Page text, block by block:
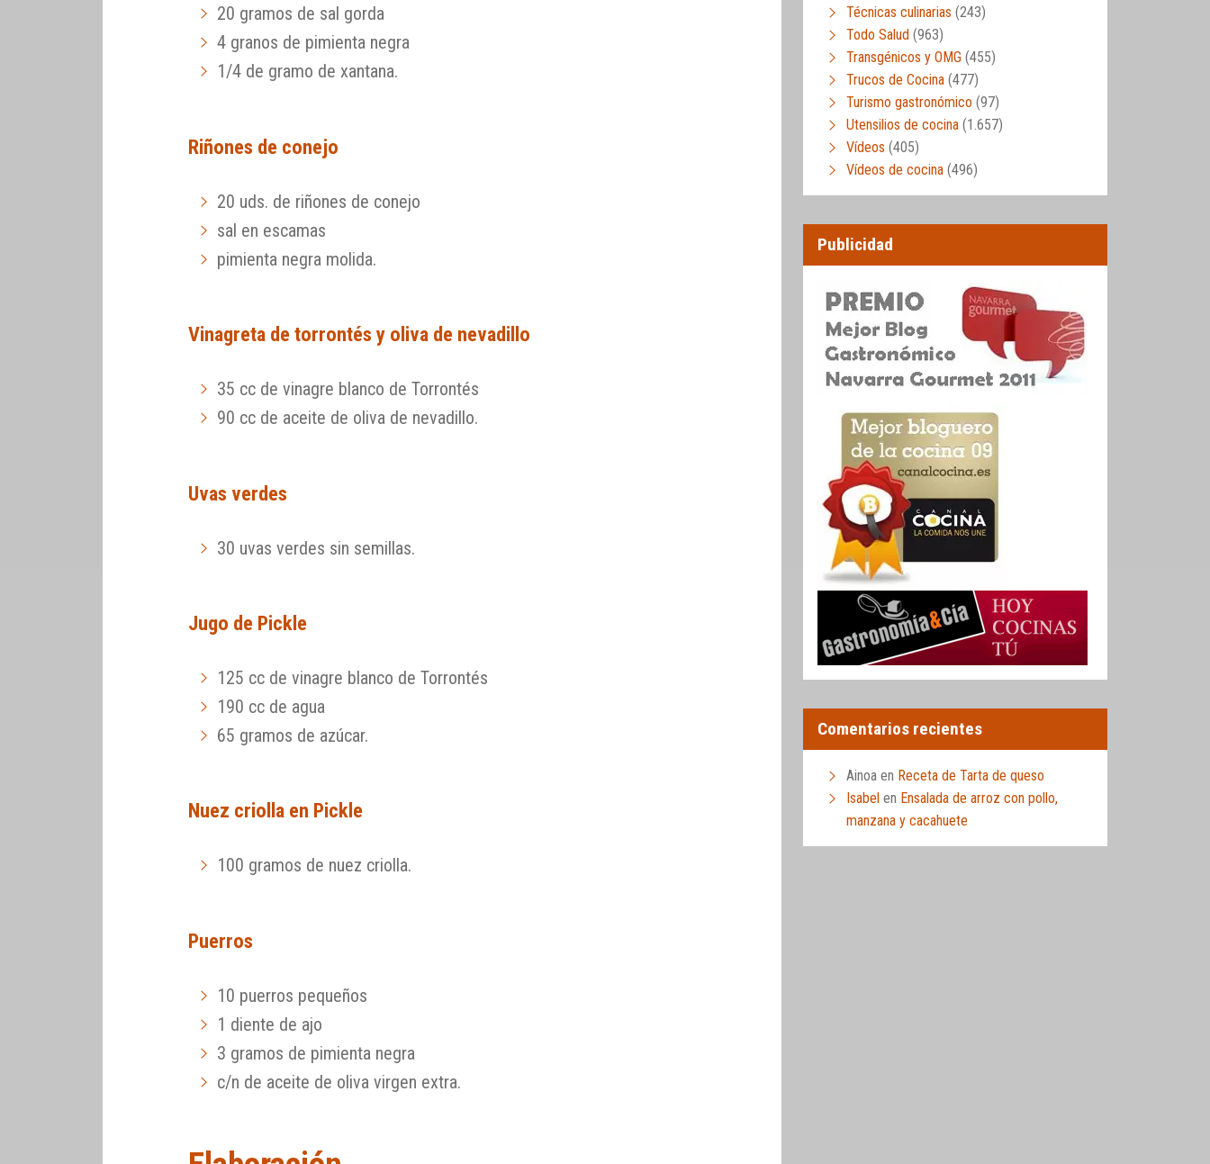
20 gramos de sal gorda
4 granos de pimienta negra
1/4 de gramo de xantana.
Riñones de conejo
20 uds. de riñones de conejo
sal en escamas
pimienta negra molida.
Vinagreta de torrontés y oliva de nevadillo
35 cc de vinagre blanco de Torrontés
90 cc de aceite de oliva de nevadillo.
Uvas verdes
30 uvas verdes sin semillas.
Jugo de Pickle
125 cc de vinagre blanco de Torrontés
190 cc de agua
65 gramos de azúcar.
Nuez criolla en Pickle
100 gramos de nuez criolla.
Puerros
10 puerros pequeños
1 diente de ajo
3 gramos de pimienta negra
c/n de aceite de oliva virgen extra.
Técnicas culinarias (243)
Todo Salud (963)
Transgénicos y OMG (455)
Trucos de Cocina (477)
Turismo gastronómico (97)
Utensilios de cocina (1.657)
Vídeos (405)
Vídeos de cocina (496)
Publicidad
Comentarios recientes
Ainoa en Receta de Tarta de queso
Isabel en Ensalada de arroz con pollo,
manzana y cacahuete